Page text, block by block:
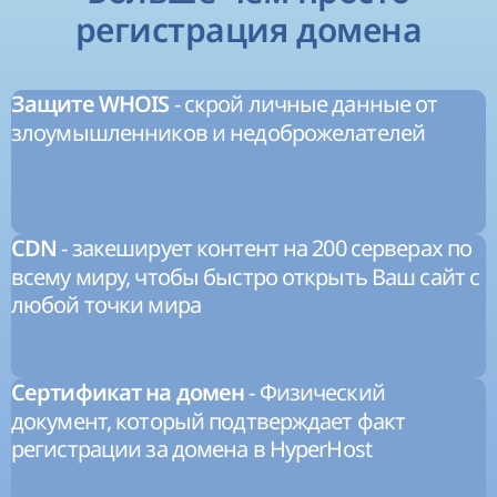
регистрация домена
Защите WHOIS - скрой личные данные от
злоумышленников и недоброжелателей
CDN - закеширует контент на 200 серверах по
всему миру, чтобы быстро открыть Ваш сайт с
любой точки мира
Сертификат на домен- Физический
документ, который подтверждает факт
регистрации за домена в HyperHost